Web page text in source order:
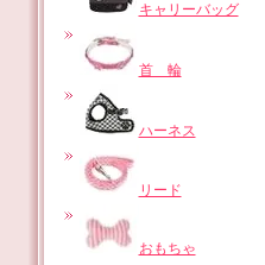
キャリーバッグ
首 輪
ハーネス
リード
おもちゃ